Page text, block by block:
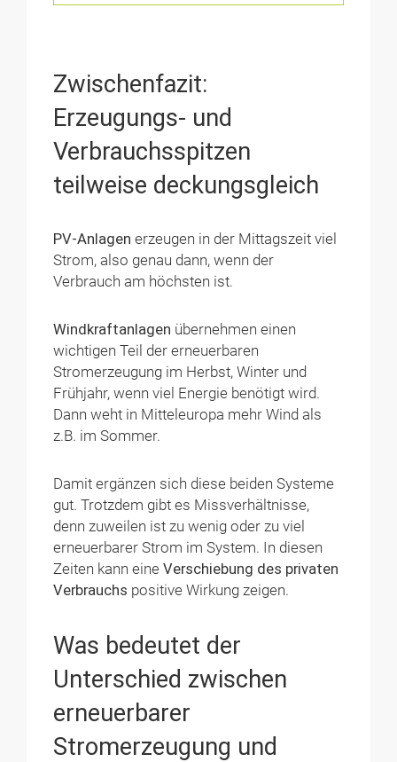
Zwischenfazit:
Erzeugungs- und
Verbrauchsspitzen
teilweise deckungsgleich
PV-Anlagen erzeugen in der Mittagszeit viel
Strom, also genau dann, wenn der
Verbrauch am höchsten ist.
Windkraftanlagen übernehmen einen
wichtigen Teil der erneuerbaren
Stromerzeugung im Herbst, Winter und
Frühjahr, wenn viel Energie benötigt wird.
Dann weht in Mitteleuropa mehr Wind als
z.B. im Sommer.
Damit ergänzen sich diese beiden Systeme
gut. Trotzdem gibt es Missverhältnisse,
denn zuweilen ist zu wenig oder zu viel
erneuerbarer Strom im System. In diesen
Zeiten kann eineVerschiebung des privaten
Verbrauchs positive Wirkung zeigen.
Was bedeutet der
Unterschied zwischen
erneuerbarer
Stromerzeugung und